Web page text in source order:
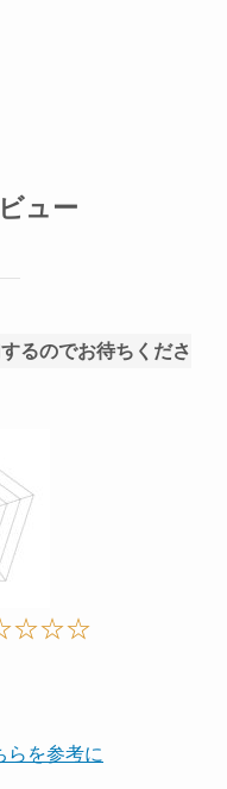
ュー
るのでお待ちくださ
らを参考に